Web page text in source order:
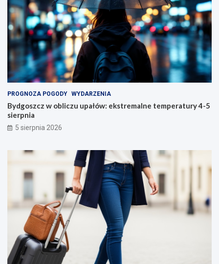
PROGNOZA POGODY WYDARZENIA
Bydgoszcz w obliczu upałów: ekstremalne temperatury 4-5
sierpnia
5 sierpnia 2026